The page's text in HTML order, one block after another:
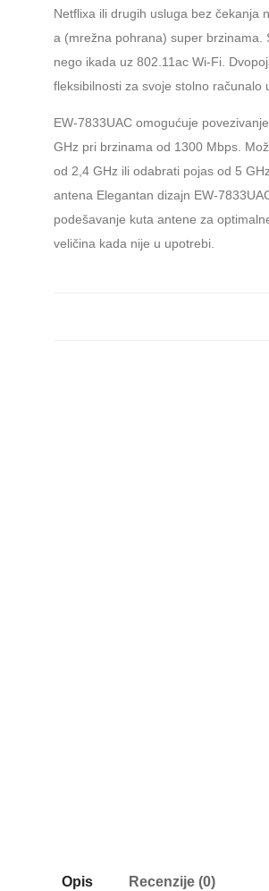
Netflixa ili drugih usluga bez čekanja
a (mrežna pohrana) super brzinama.
nego ikada uz 802.11ac Wi-Fi.
fleksibilnosti za svoje stolno računalo
EW-7833UAC omogućuje
GHz pri brzinama od 1300 Mbps.
od 2,4 GHz ili odabrati pojas od 5
antena Elegantan dizajn EW-
podešavanje kuta antene za
veličina kada nije u upotrebi.
Opis Recenzije (0)